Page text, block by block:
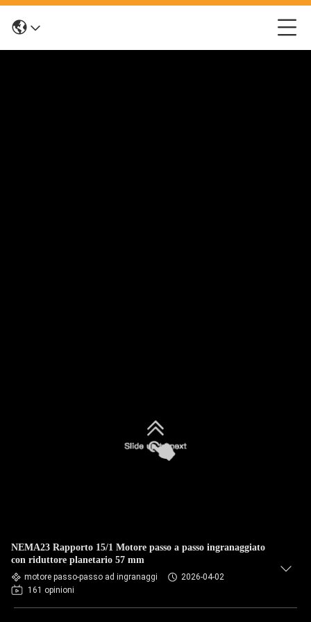
NEMA23 Rapporto 15/1 Motore passo a passo ingranaggiato
con riduttore planetario 57 mm
motore passo-passo ad ingranaggi
2026-04-02
161 opinioni